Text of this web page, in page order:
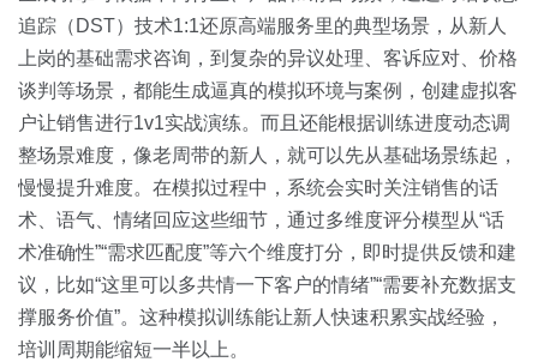
追踪（DST）技术1:1还原高端服务里的典型场景，从新人
上岗的基础需求咨询，到复杂的异议处理、客诉应对、价格
谈判等场景，都能生成逼真的模拟环境与案例，创建虚拟客
户让销售进行1v1实战演练。而且还能根据训练进度动态调
整场景难度，像老周带的新人，就可以先从基础场景练起，
慢慢提升难度。在模拟过程中，系统会实时关注销售的话
术、语气、情绪回应这些细节，通过多维度评分模型从“话
术准确性”“需求匹配度”等六个维度打分，即时提供反馈和建
议，比如“这里可以多共情一下客户的情绪”“需要补充数据支
撑服务价值”。这种模拟训练能让新人快速积累实战经验，
培训周期能缩短一半以上。